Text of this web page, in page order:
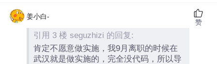
姜小白-
引用 3 楼 seguzhizi 的回复:
肯定不愿意做实施，我9月离职的时候在
武汉就是做实施的，完全没代码，所以导
赞